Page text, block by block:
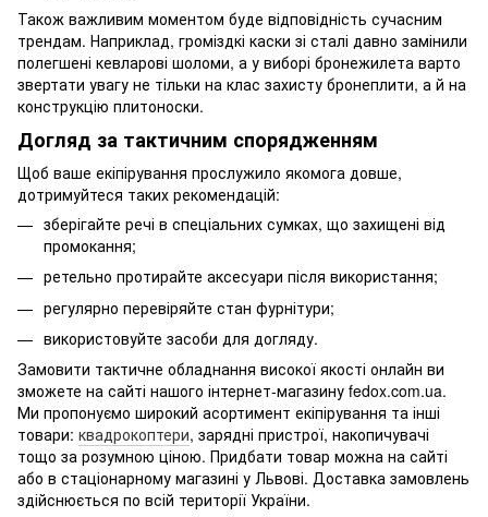
Також важливим моментом буде відповідність сучасним
трендам. Наприклад, громіздкі каски зі сталі давно замінили
полегшені кевларові шоломи, а у виборі бронежилета варто
звертати увагу не тільки на клас захисту бронеплити, а й на
конструкцію плитоноски.
Догляд за тактичним спорядженням
Щоб ваше екіпірування прослужило якомога довше,
дотримуйтеся таких рекомендацій:
зберігайте речі в спеціальних сумках, що захищені від
промокання;
ретельно протирайте аксесуари після використання;
регулярно перевіряйте стан фурнітури;
використовуйте засоби для догляду.
Замовити тактичне обладнання високої якості онлайн ви
зможете на сайті нашого інтернет-магазину fedox.com.ua.
Ми пропонуємо широкий асортимент екіпірування та інші
товари: квадрокоптери, зарядні пристрої, накопичувачі
тощо за розумною ціною. Придбати товар можна на сайті
або в стаціонарному магазині у Львові. Доставка замовлень
здійснюється по всій території України.